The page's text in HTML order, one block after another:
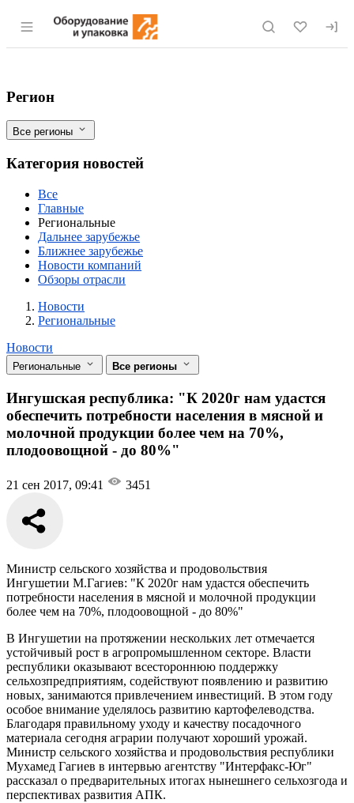
Раздел навигации по сайту eqinfo.ru
Ингушская республика: "К 2020г нам
Фильтры
Регион
Все регионы
Категория новостей
Все
Главные
Региональные
Дальнее зарубежье
Ближнее зарубежье
Новости компаний
Обзоры отрасли
Новости
Разделы
Новости
Региональные
Новости
Региональные Все регионы
Ингушская республика: "К 2020г нам удастся
обеспечить потребности населения в мясной и
молочной продукции более чем на 70%,
плодоовощной - до 80%"
21 сен 2017, 09:41 3451
Министр сельского хозяйства и продовольствия
Ингушетии М.Гагиев: "К 2020г нам удастся обеспечить
потребности населения в мясной и молочной продукции
более чем на 70%, плодоовощной - до 80%"
В Ингушетии на протяжении нескольких лет отмечается
устойчивый рост в агропромышленном секторе. Власти
республики оказывают всестороннюю поддержку
сельхозпредприятиям, содействуют появлению и развитию
новых, занимаются привлечением инвестиций. В этом году
особое внимание уделялось развитию картофелеводства.
Благодаря правильному уходу и качеству посадочного
материала сегодня аграрии получают хороший урожай.
Министр сельского хозяйства и продовольствия республики
Мухамед Гагиев в интервью агентству "Интерфакс-Юг"
рассказал о предварительных итогах нынешнего сельхозгода и
перспективах развития АПК.